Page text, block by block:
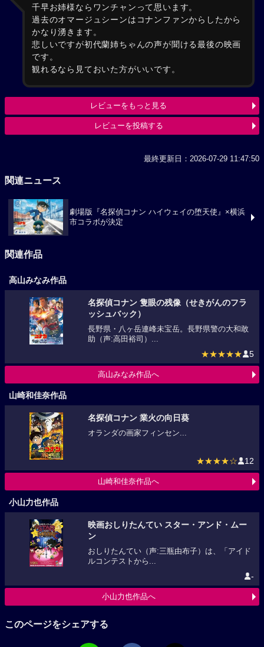
千早お姉様ならワンチャンって思います。
過去のオマージュシーンはコナンファンからしたから
かなり湧きます。
悲しいですが初代蘭姉ちゃんの声が聞ける最後の映画
です。
観れるなら見ておいた方がいいです。
レビューをもっと見る
レビューを投稿する
最終更新日：2026-07-29 11:47:50
関連ニュース
劇場版『名探偵コナン ハイウェイの堕天使』×横浜
市コラボが決定
関連作品
高山みなみ作品
名探偵コナン 隻眼の残像（せきがんのフラ
ッシュバック）
長野県・八ヶ岳連峰未宝岳。長野県警の大和敢
助（声:高田裕司）...
★★★★★ 5
高山みなみ作品へ
山崎和佳奈作品
名探偵コナン 業火の向日葵
オランダの画家フィンセン...
★★★★☆ 12
山崎和佳奈作品へ
小山力也作品
映画おしりたんてい スター・アンド・ムー
ン
おしりたんてい（声:三瓶由布子）は、「アイド
ルコンテストから...
-
小山力也作品へ
このページをシェアする